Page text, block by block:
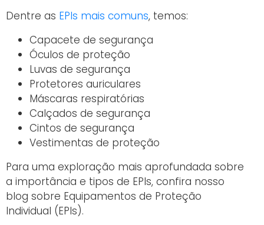
Dentre as EPIs mais comuns, temos:
Capacete de segurança
Óculos de proteção
Luvas de segurança
Protetores auriculares
Máscaras respiratórias
Calçados de segurança
Cintos de segurança
Vestimentas de proteção
Para uma exploração mais aprofundada sobre
a importância e tipos de EPIs, confira nosso
blog sobre Equipamentos de Proteção
Individual (EPIs).